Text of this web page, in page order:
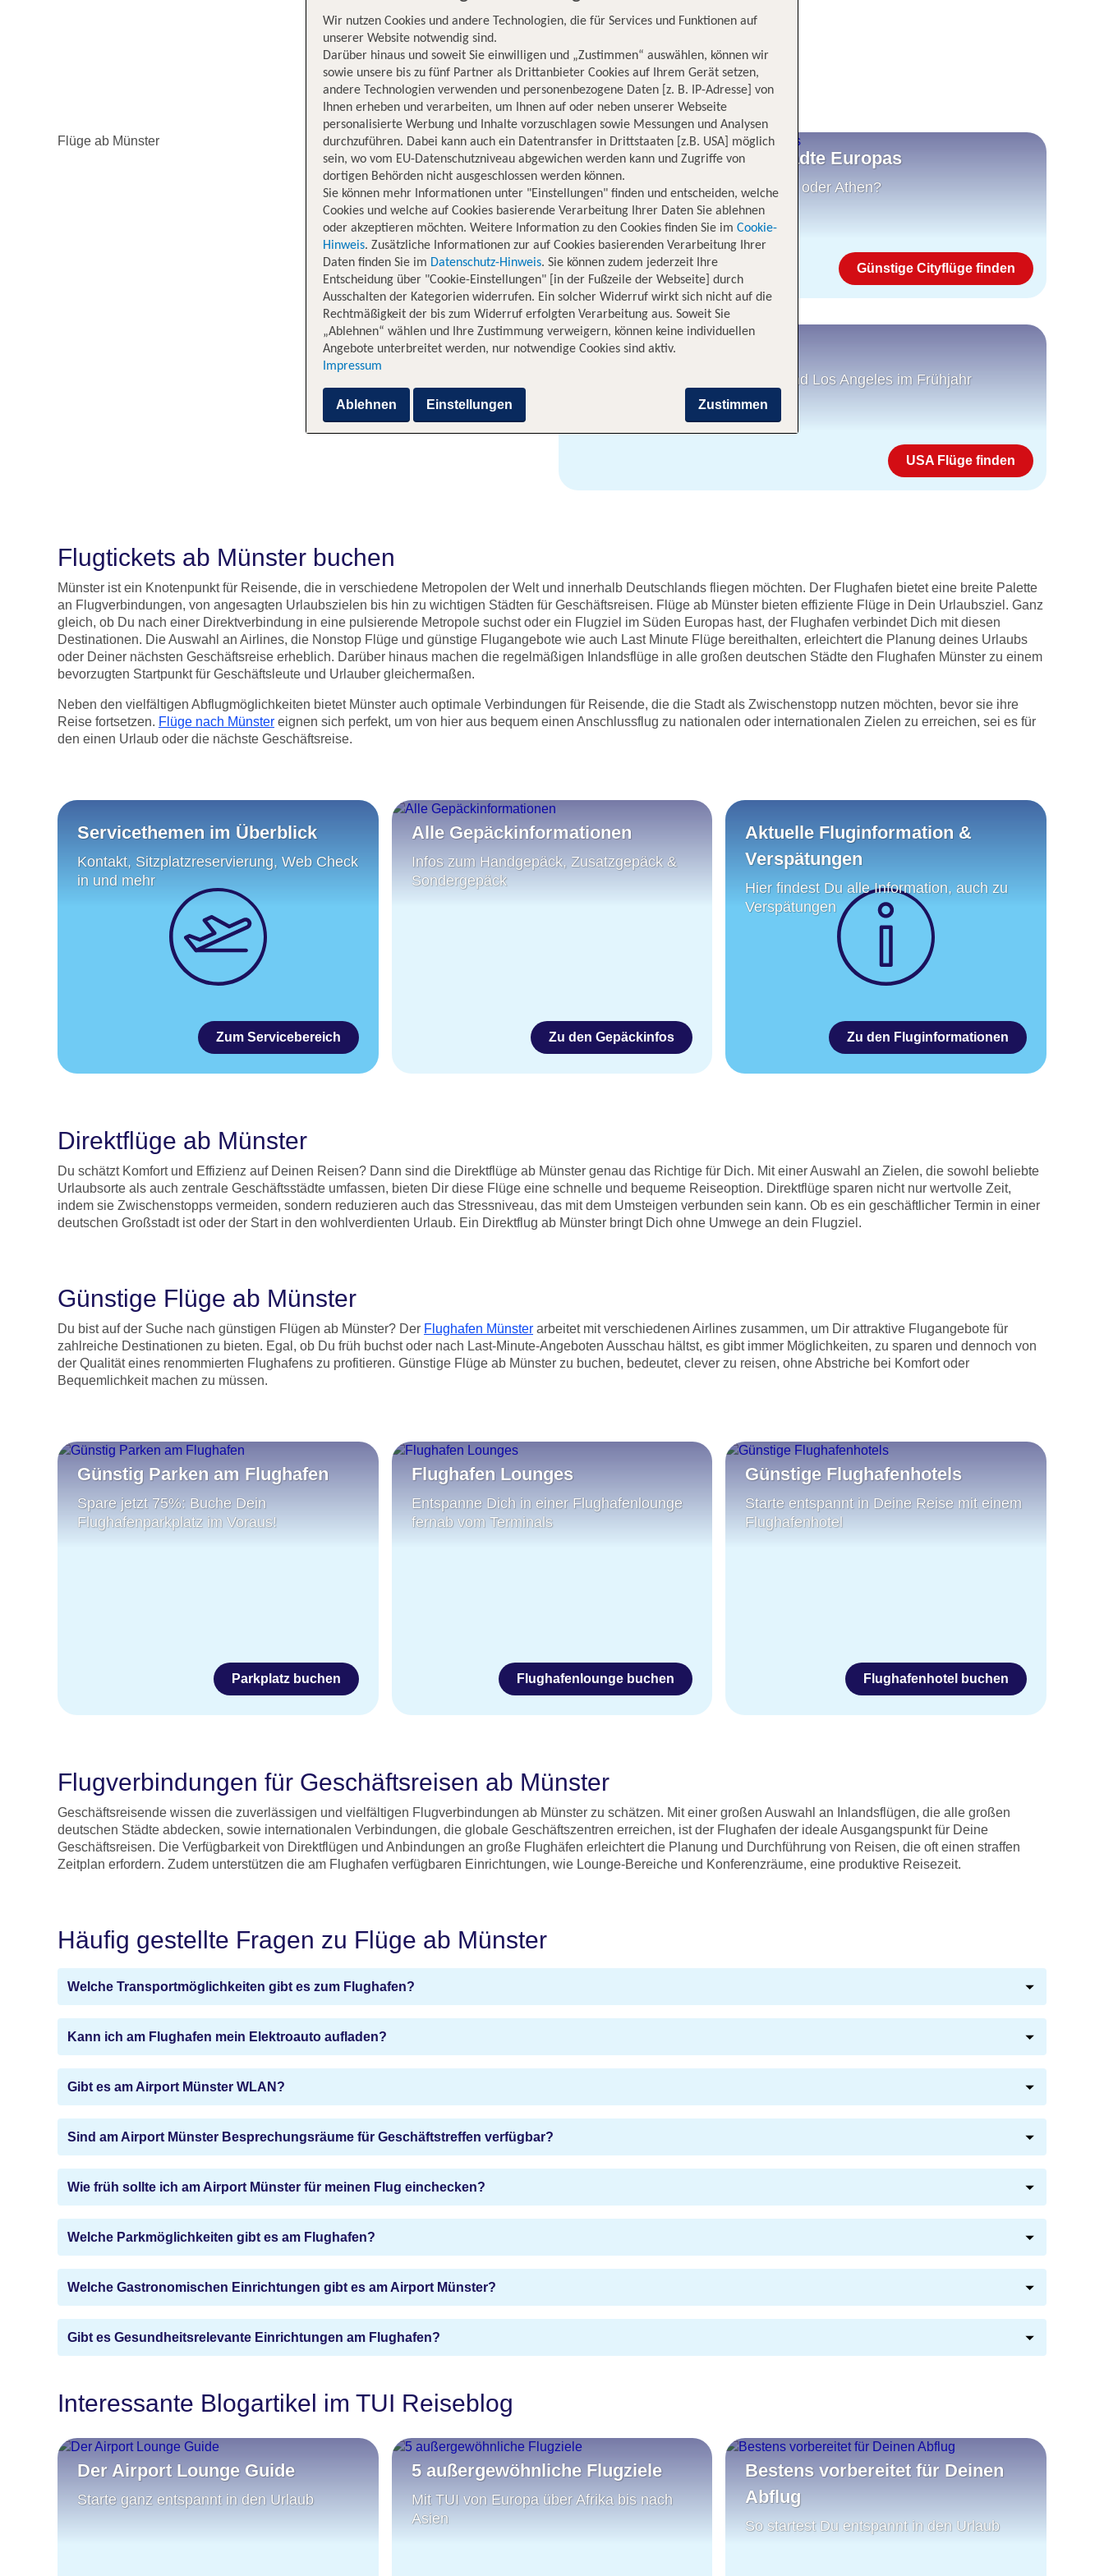
Flüge ab Münster
Fliege in die schönsten Städte Europas
Wie wäre es mit Barcelona, Palma oder Athen?
Günstige Cityflüge finden
Jetzt günstig in die USA
Entdecke San Francisco, Miami und Los Angeles im Frühjahr
USA Flüge finden
Flugtickets ab Münster buchen
Münster ist ein Knotenpunkt für Reisende, die in verschiedene Metropolen der Welt und innerhalb Deutschlands fliegen möchten. Der Flughafen bietet eine breite Palette
an Flugverbindungen, von angesagten Urlaubszielen bis hin zu wichtigen Städten für Geschäftsreisen. Flüge ab Münster bieten effiziente Flüge in Dein Urlaubsziel. Ganz
gleich, ob Du nach einer Direktverbindung in eine pulsierende Metropole suchst oder ein Flugziel im Süden Europas hast, der Flughafen verbindet Dich mit diesen
Destinationen. Die Auswahl an Airlines, die Nonstop Flüge und günstige Flugangebote wie auch Last Minute Flüge bereithalten, erleichtert die Planung deines Urlaubs
oder Deiner nächsten Geschäftsreise erheblich. Darüber hinaus machen die regelmäßigen Inlandsflüge in alle großen deutschen Städte den Flughafen Münster zu einem
bevorzugten Startpunkt für Geschäftsleute und Urlauber gleichermaßen.
Neben den vielfältigen Abflugmöglichkeiten bietet Münster auch optimale Verbindungen für Reisende, die die Stadt als Zwischenstopp nutzen möchten, bevor sie ihre
Reise fortsetzen. Flüge nach Münster eignen sich perfekt, um von hier aus bequem einen Anschlussflug zu nationalen oder internationalen Zielen zu erreichen, sei es für
den einen Urlaub oder die nächste Geschäftsreise.
Servicethemen im Überblick
Kontakt, Sitzplatzreservierung, Web Check
in und mehr
Zum Servicebereich
Alle Gepäckinformationen
Infos zum Handgepäck, Zusatzgepäck &
Sondergepäck
Zu den Gepäckinfos
Aktuelle Fluginformation &
Verspätungen
Hier findest Du alle Information, auch zu
Verspätungen
Zu den Fluginformationen
Direktflüge ab Münster
Du schätzt Komfort und Effizienz auf Deinen Reisen? Dann sind die Direktflüge ab Münster genau das Richtige für Dich. Mit einer Auswahl an Zielen, die sowohl beliebte
Urlaubsorte als auch zentrale Geschäftsstädte umfassen, bieten Dir diese Flüge eine schnelle und bequeme Reiseoption. Direktflüge sparen nicht nur wertvolle Zeit,
indem sie Zwischenstopps vermeiden, sondern reduzieren auch das Stressniveau, das mit dem Umsteigen verbunden sein kann. Ob es ein geschäftlicher Termin in einer
deutschen Großstadt ist oder der Start in den wohlverdienten Urlaub. Ein Direktflug ab Münster bringt Dich ohne Umwege an dein Flugziel.
Günstige Flüge ab Münster
Du bist auf der Suche nach günstigen Flügen ab Münster? Der Flughafen Münster arbeitet mit verschiedenen Airlines zusammen, um Dir attraktive Flugangebote für
zahlreiche Destinationen zu bieten. Egal, ob Du früh buchst oder nach Last-Minute-Angeboten Ausschau hältst, es gibt immer Möglichkeiten, zu sparen und dennoch von
der Qualität eines renommierten Flughafens zu profitieren. Günstige Flüge ab Münster zu buchen, bedeutet, clever zu reisen, ohne Abstriche bei Komfort oder
Bequemlichkeit machen zu müssen.
Günstig Parken am Flughafen
Spare jetzt 75%: Buche Dein
Flughafenparkplatz im Voraus!
Parkplatz buchen
Flughafen Lounges
Entspanne Dich in einer Flughafenlounge
fernab vom Terminals
Flughafenlounge buchen
Günstige Flughafenhotels
Starte entspannt in Deine Reise mit einem
Flughafenhotel
Flughafenhotel buchen
Flugverbindungen für Geschäftsreisen ab Münster
Geschäftsreisende wissen die zuverlässigen und vielfältigen Flugverbindungen ab Münster zu schätzen. Mit einer großen Auswahl an Inlandsflügen, die alle großen
deutschen Städte abdecken, sowie internationalen Verbindungen, die globale Geschäftszentren erreichen, ist der Flughafen der ideale Ausgangspunkt für Deine
Geschäftsreisen. Die Verfügbarkeit von Direktflügen und Anbindungen an große Flughäfen erleichtert die Planung und Durchführung von Reisen, die oft einen straffen
Zeitplan erfordern. Zudem unterstützen die am Flughafen verfügbaren Einrichtungen, wie Lounge-Bereiche und Konferenzräume, eine produktive Reisezeit.
Häufig gestellte Fragen zu Flüge ab Münster
Welche Transportmöglichkeiten gibt es zum Flughafen?
Kann ich am Flughafen mein Elektroauto aufladen?
Gibt es am Airport Münster WLAN?
Sind am Airport Münster Besprechungsräume für Geschäftstreffen verfügbar?
Wie früh sollte ich am Airport Münster für meinen Flug einchecken?
Welche Parkmöglichkeiten gibt es am Flughafen?
Welche Gastronomischen Einrichtungen gibt es am Airport Münster?
Gibt es Gesundheitsrelevante Einrichtungen am Flughafen?
Interessante Blogartikel im TUI Reiseblog
Der Airport Lounge Guide
Starte ganz entspannt in den Urlaub
5 außergewöhnliche Flugziele
Mit TUI von Europa über Afrika bis nach
Asien
Bestens vorbereitet für Deinen
Abflug
So startest Du entspannt in den Urlaub
Wir nutzen Cookies und andere Technologien, die für Services und Funktionen auf
unserer Website notwendig sind.
Darüber hinaus und soweit Sie einwilligen und „Zustimmen“ auswählen, können wir
sowie unsere bis zu fünf Partner als Drittanbieter Cookies auf Ihrem Gerät setzen,
andere Technologien verwenden und personenbezogene Daten [z. B. IP-Adresse] von
Ihnen erheben und verarbeiten, um Ihnen auf oder neben unserer Webseite
personalisierte Werbung und Inhalte vorzuschlagen sowie Messungen und Analysen
durchzuführen. Dabei kann auch ein Datentransfer in Drittstaaten [z.B. USA] möglich
sein, wo vom EU-Datenschutzniveau abgewichen werden kann und Zugriffe von
dortigen Behörden nicht ausgeschlossen werden können.
Sie können mehr Informationen unter "Einstellungen" finden und entscheiden, welche
Cookies und welche auf Cookies basierende Verarbeitung Ihrer Daten Sie ablehnen
oder akzeptieren möchten. Weitere Information zu den Cookies finden Sie im Cookie-
Hinweis. Zusätzliche Informationen zur auf Cookies basierenden Verarbeitung Ihrer
Daten finden Sie im Datenschutz-Hinweis. Sie können zudem jederzeit Ihre
Entscheidung über "Cookie-Einstellungen" [in der Fußzeile der Webseite] durch
Ausschalten der Kategorien widerrufen. Ein solcher Widerruf wirkt sich nicht auf die
Rechtmäßigkeit der bis zum Widerruf erfolgten Verarbeitung aus. Soweit Sie
„Ablehnen“ wählen und Ihre Zustimmung verweigern, können keine individuellen
Angebote unterbreitet werden, nur notwendige Cookies sind aktiv.
Impressum
Zustimmen
Ablehnen Einstellungen